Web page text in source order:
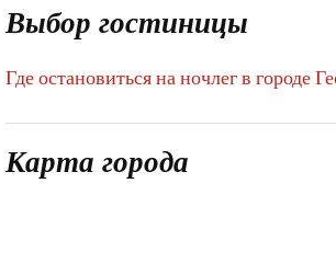
Выбор гостиницы
Где остановиться на ночлег в городе
Карта города